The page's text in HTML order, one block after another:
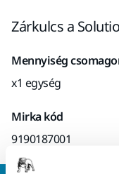
Zárkulcs a
Mennyiség
x1 egység
Mirka kód
9190187001